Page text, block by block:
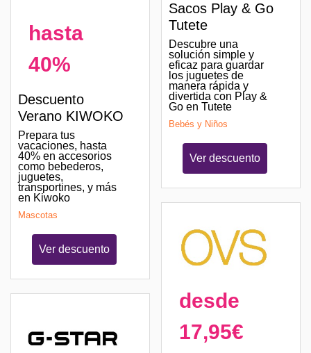
hasta
40%
Descuento
Verano KIWOKO
Prepara tus
vacaciones, hasta
40% en accesorios
como bebederos,
juguetes,
transportines, y más
en Kiwoko
Mascotas
Ver descuento
Sacos Play & Go
Tutete
Descubre una
solución simple y
eficaz para guardar
los juguetes de
manera rápida y
divertida con Play &
Go en Tutete
Bebés y Niños
Ver descuento
desde
17,95€